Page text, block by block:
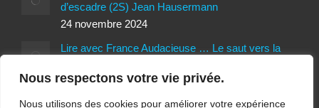
Nous respectons votre vie privée.
Nous utilisons des cookies pour améliorer votre expérience
d’escadre (2S) Jean Hausermann
24 novembre 2024
Lire avec France Audacieuse … Le saut vers la
24 novembre 2024
Interview d’Antoine Vitkine, réalisateur du